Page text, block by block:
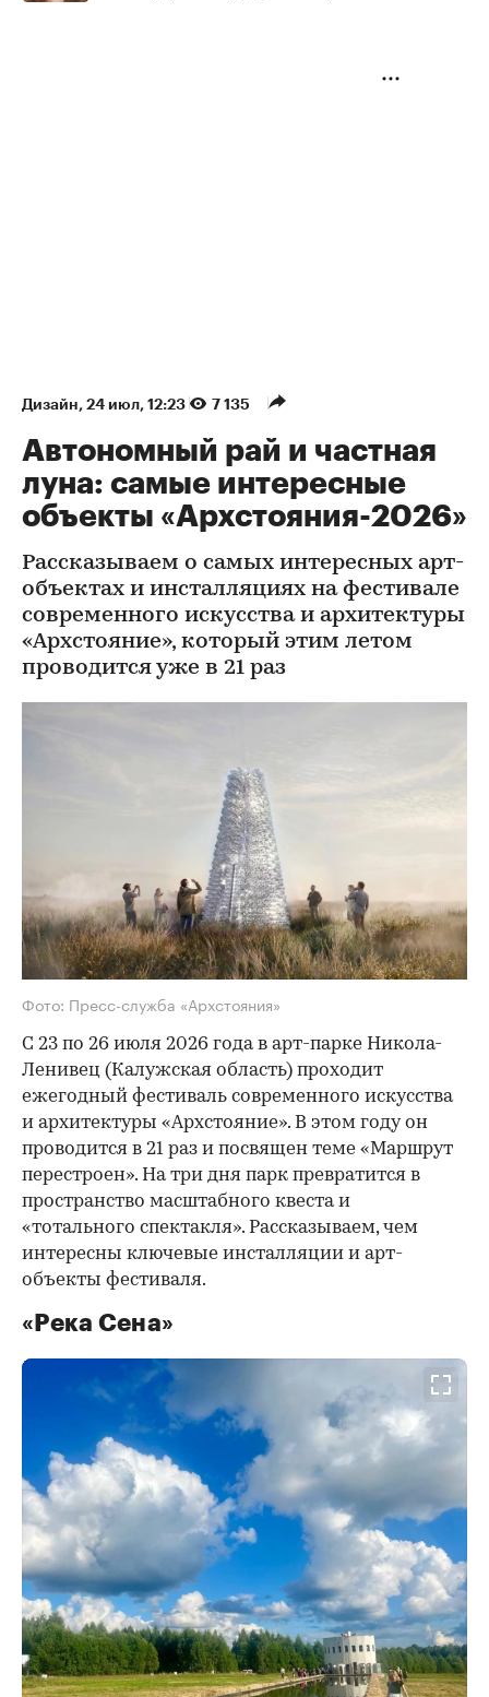
Дизайн⁠, 24 июл, 12:23 7 135
Автономный рай и частная
луна: самые интересные
объекты «Архстояния-2026»
Рассказываем о самых интересных арт-
объектах и инсталляциях на фестивале
современного искусства и архитектуры
«Архстояние», который этим летом
проводится уже в 21 раз
Фото: Пресс-служба «Архстояния»
С 23 по 26 июля 2026 года в арт-парке Никола-
Ленивец (Калужская область) проходит
ежегодный фестиваль современного искусства
и архитектуры «Архстояние». В этом году он
проводится в 21 раз и посвящен теме «Маршрут
перестроен». На три дня парк превратится в
пространство масштабного квеста и
«тотального спектакля». Рассказываем, чем
интересны ключевые инсталляции и арт-
объекты фестиваля.
«Река Сена»